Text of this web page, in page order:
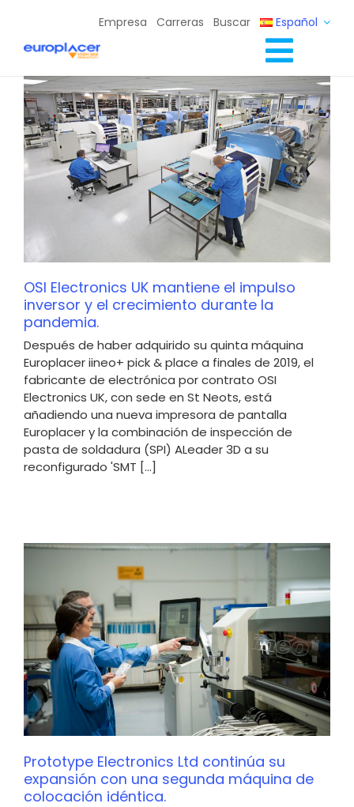
content
Empresa Carreras Buscar Español
Soluciones Completas
Servicios
Recursos / Eventos
Contacto
OSI Electronics UK mantiene el impulso
inversor y el crecimiento durante la
pandemia.
Después de haber adquirido su quinta máquina
Europlacer iineo+ pick & place a finales de 2019, el
fabricante de electrónica por contrato OSI
Electronics UK, con sede en St Neots, está
añadiendo una nueva impresora de pantalla
Europlacer y la combinación de inspección de
pasta de soldadura (SPI) ALeader 3D a su
reconfigurado 'SMT [...]
Prototype Electronics Ltd continúa su
expansión con una segunda máquina de
colocación idéntica.